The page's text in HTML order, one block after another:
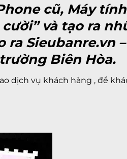
cũ, Máy
và tạo ra
ra Sieubanre.vn–
Biên Hòa.
dịch vụ khách hàng , để